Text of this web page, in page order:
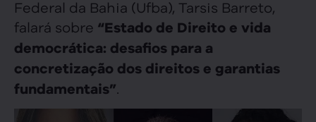
Federal da Bahia (Ufba), Tarsis Barreto,
falará sobre “Estado de Direito e vida
democrática: desafios para a
concretização dos direitos e garantias
fundamentais”.